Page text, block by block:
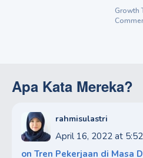
Growth
Apa Kata Mereka?
rahmisulastri
April 16, 2022 at
on Tren Pekerjaan di Masa